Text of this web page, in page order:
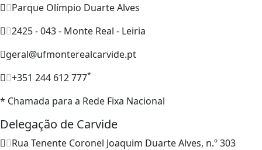
Parque Olímpio Duarte Alves
2425 - 043 - Monte Real - Leiria
geral@ufmonterealcarvide.pt
+351 244 612 777*
* Chamada para a Rede Fixa Nacional
Delegação de Carvide
Rua Tenente Coronel Joaquim Duarte Alves, n.º 303